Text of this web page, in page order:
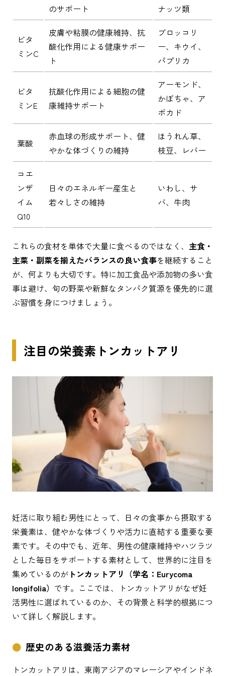
のサポート
ナッツ類
ビタ
ミンC
皮膚や粘膜の健康維持、抗
酸化作用による健康サポー
ト
ブロッコリ
ー、キウイ、
パプリカ
ビタ
ミンE
抗酸化作用による細胞の健
康維持サポート
アーモンド、
かぼちゃ、ア
ボカド
葉酸
赤血球の形成サポート、健
やかな体づくりの維持
ほうれん草、
枝豆、レバー
コエ
ンザ
イム
Q10
日々のエネルギー産生と
若々しさの維持
いわし、サ
バ、牛肉
これらの食材を単体で大量に食べるのではなく、 主食・
主菜・副菜を揃えたバランスの良い食事を継続すること
が、何よりも大切です。特に加工食品や添加物の多い食
事は避け、旬の野菜や新鮮なタンパク質源を優先的に選
ぶ習慣を身につけましょう。
注目の栄養素トンカットアリ
妊活に取り組む男性にとって、日々の食事から摂取する
栄養素は、健やかな体づくりや活力に直結する重要な要
素です。その中でも、近年、男性の健康維持やハツラツ
とした毎日をサポートする素材として、世界的に注目を
集めているのが トンカットアリ（学名：Eurycoma
longifolia） です。ここでは、トンカットアリがなぜ妊
活男性に選ばれているのか、その背景と科学的根拠につ
いて詳しく解説します。
歴史のある滋養活力素材
トンカットアリは、東南アジアのマレーシアやインドネ